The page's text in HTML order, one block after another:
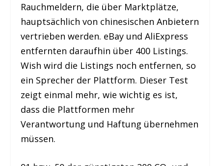
Rauchmeldern, die über Marktplätze,
hauptsächlich von chinesischen Anbietern
vertrieben werden. eBay und AliExpress
entfernten daraufhin über 400 Listings.
Wish wird die Listings noch entfernen, so
ein Sprecher der Plattform. Dieser Test
zeigt einmal mehr, wie wichtig es ist,
dass die Plattformen mehr
Verantwortung und Haftung übernehmen
müssen.